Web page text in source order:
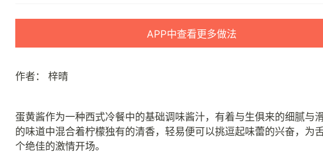
APP中查看更多做法
作者： 梓晴
蛋黄酱作为一种西式冷餐中的基础调味酱汁，有着与生俱来的细腻与
的味道中混合着柠檬独有的清香，轻易便可以挑逗起味蕾的兴奋，为